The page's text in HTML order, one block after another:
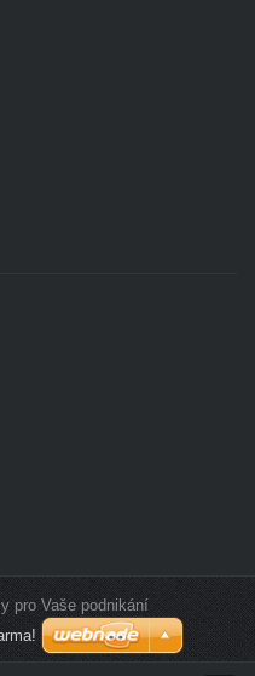
pro Vaše podnikání